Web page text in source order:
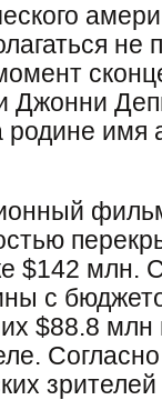
не
Джонни
имя
$142 млн.
с
$88.8